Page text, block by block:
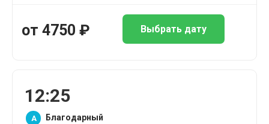
от 4750 ₽ Выбрать дату
12:25
A Благодарный